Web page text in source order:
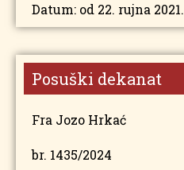
Datum: od 22. rujna 2021.
Posuški dekanat
Fra Jozo Hrkać
br. 1435/2024